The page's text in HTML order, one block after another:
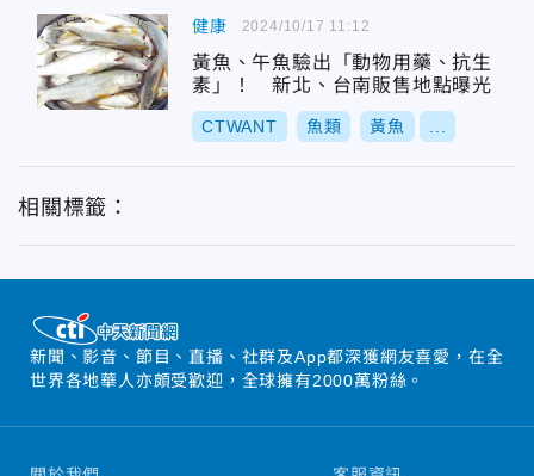
健康
黃魚、午魚驗出「動物用藥、抗生
素」！ 新北、台南販售地點曝光
CTWANT 魚類 黃魚
2024/10/17 11:12
相關標籤：
新聞、影音、節目、直播、社群及App都深獲網友喜愛，在全
世界各地華人亦頗受歡迎，全球擁有2000萬粉絲。